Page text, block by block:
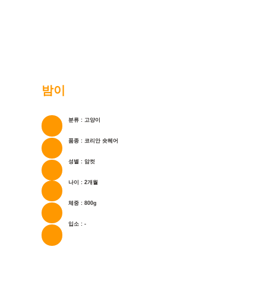
밤이
분류 : 고양이
품종 : 코리안 숏헤어
성별 : 암컷
나이 : 2개월
체중 : 800g
입소 : -